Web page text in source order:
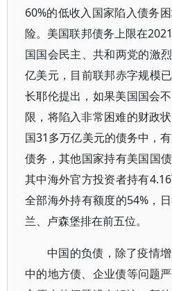
60%的低收入国家陷入债务
险。美国联邦债务上限在
国国会民主、共和两党的激
亿美元，目前联邦赤字规模
长耶伦提出，如果美国国会
限，将陷入非常困难的财政
国31多万亿美元的债务中，
债务，其他国家持有美国国
其中海外官方投资者持有
全部海外持有额度的54%，
兰、卢森堡排在前五位。
中国的负债，除了疫情
中的地方债、企业债等问题